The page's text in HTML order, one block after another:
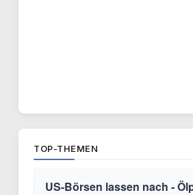
TOP-THEMEN
US-Börsen lassen nach -